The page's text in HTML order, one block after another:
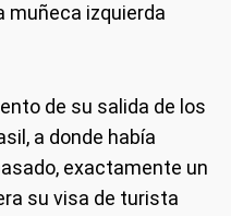
muñeca izquierda
de su salida de los
a donde había
exactamente un
su visa de turista